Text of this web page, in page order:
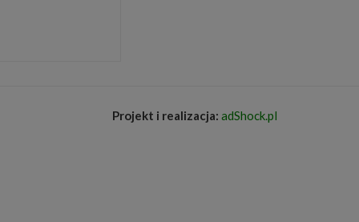
Projekt i realizacja: adShock.pl